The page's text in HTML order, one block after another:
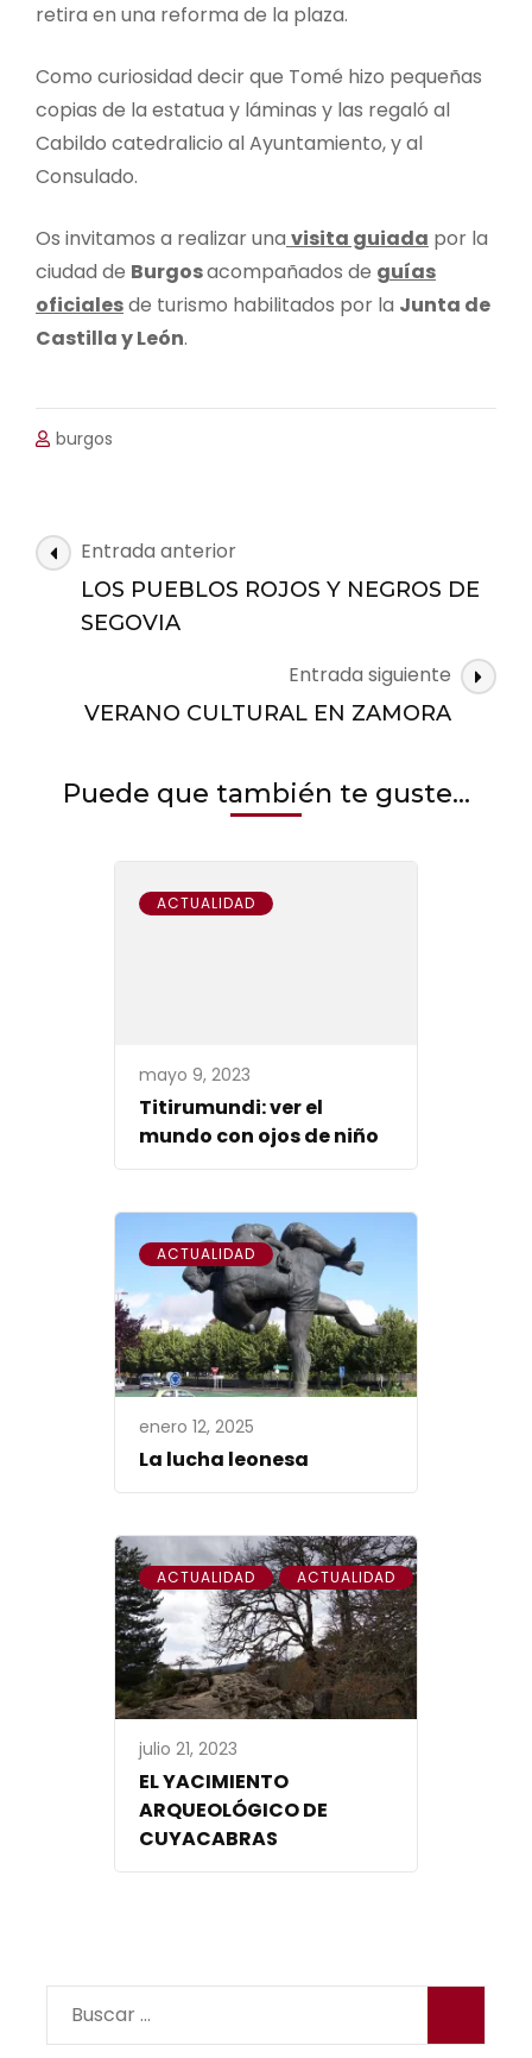
retira en una reforma de la plaza.
Como curiosidad decir que Tomé hizo pequeñas
copias de la estatua y láminas y las regaló al
Cabildo catedralicio al Ayuntamiento, y al
Consulado.
Os invitamos a realizar una visita guiada por la
ciudad de Burgosacompañados de guías
oficialesde turismo habilitados por la Junta de
Castilla y León.
burgos
Navegación
de
Entrada anterior
LOS PUEBLOS ROJOS Y NEGROS DE
SEGOVIA
Entrada siguiente
VERANO CULTURAL EN ZAMORA
Puede que también te guste...
ACTUALIDAD
mayo 9, 2023
Titirumundi: ver el
mundo con ojos de niño
ACTUALIDAD
enero 12, 2025
La lucha leonesa
ACTUALIDAD , ACTUALIDAD
julio 21, 2023
EL YACIMIENTO
ARQUEOLÓGICO DE
CUYACABRAS
Buscar: